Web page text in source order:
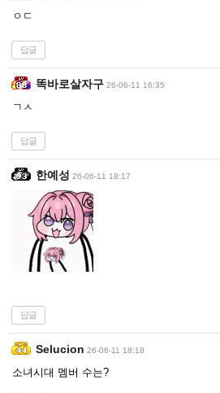
ㅇㄷ
답글
똑바로살자구 26-06-11 16:35
ㄱㅅ
답글
한예성 26-06-11 18:17
답글
Selucion 26-06-11 18:18
소녀시대 멤버 수는?